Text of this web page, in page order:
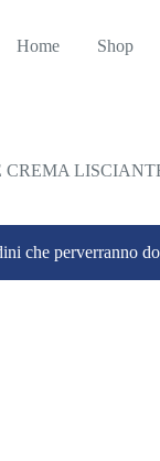
Home Shop
CREMA
che perverranno